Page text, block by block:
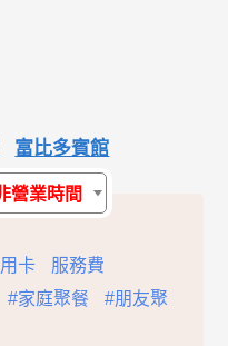
富比多賓館
營業時間
卡
服務費
#家庭聚餐
#朋友聚